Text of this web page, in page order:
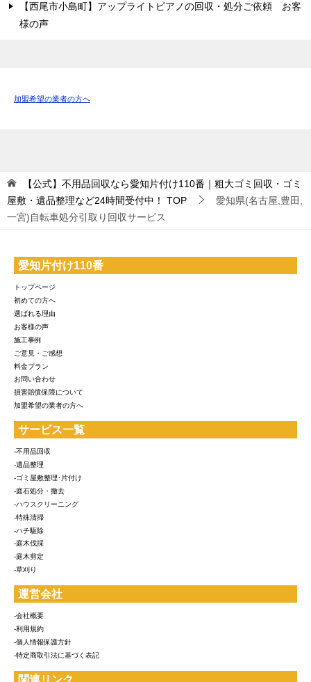
【西尾市小島町】アップライトピアノの回収・処分ご依頼 お客
様の声
加盟希望の業者の方へ
【公式】不用品回収なら愛知片付け110番｜粗大ゴミ回収・ゴミ
屋敷・遺品整理など24時間受付中！
TOP
愛知県(名古屋,豊田,
一宮)自転車処分引取り回収サービス
愛知片付け110番
トップページ
初めての方へ
選ばれる理由
お客様の声
施工事例
ご意見・ご感想
料金プラン
お問い合わせ
損害賠償保障について
加盟希望の業者の方へ
サービス一覧
-不用品回収
-遺品整理
-ゴミ屋敷整理･片付け
-庭石処分・撤去
-ハウスクリーニング
-特殊清掃
-ハチ駆除
-庭木伐採
-庭木剪定
-草刈り
運営会社
-会社概要
-利用規約
-個人情報保護方針
-特定商取引法に基づく表記
関連リンク